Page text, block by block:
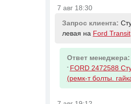
7 авг 18:30
Запрос клиента:
левая на Ford Transit
Ответ менеджера:
- FORD 2472588
(ремк-т болты.